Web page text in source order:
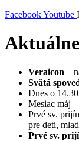
FacebookYoutube
Veraicon –
Svätá
Dnes o
Mesiac máj –
Prvé sv.
pre deti,
Prvé sv.